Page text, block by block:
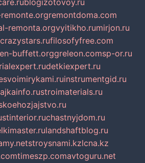
blogizotovoy.ru
remontdoma.com
remonta.orgvyitikho.rumirjon.ru
filosofyfree.com
buffett.orggreleon.comsp-or.ru
detkiexpert.ru
instrumentgid.ru
stroimaterials.ru
chastnyjdom.ru
landshaftblog.ru
stroysnami.kzlcna.kz
timeszp.comavtoguru.net